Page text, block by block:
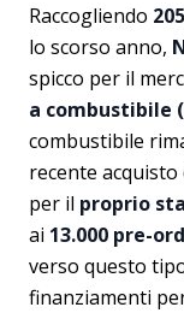
Raccogliendo
lo scorso anno,
spicco per il
a combustibile
combustibile
recente
per il proprio
ai 13.000 pre-
verso questo
finanziamenti